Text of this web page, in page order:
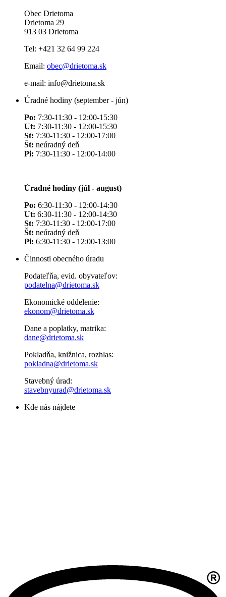
Obec Drietoma
Drietoma 29
913 03 Drietoma
Tel: +421 32 64 99 224
Email: obec@drietoma.sk
e-mail: info@drietoma.sk
Úradné hodiny (september - jún)
Po: 7:30-11:30 - 12:00-15:30
Ut: 7:30-11:30 - 12:00-15:30
St: 7:30-11:30 - 12:00-17:00
Št: neúradný deň
Pi: 7:30-11:30 - 12:00-14:00
Úradné hodiny (júl - august)
Po: 6:30-11:30 - 12:00-14:30
Ut: 6:30-11:30 - 12:00-14:30
St: 7:30-11:30 - 12:00-17:00
Št: neúradný deň
Pi: 6:30-11:30 - 12:00-13:00
Činnosti obecného úradu
Podateľňa, evid. obyvateľov:
podatelna@drietoma.sk
Ekonomické oddelenie:
ekonom@drietoma.sk
Dane a poplatky, matrika:
dane@drietoma.sk
Pokladňa, knižnica, rozhlas:
pokladna@drietoma.sk
Stavebný úrad:
stavebnyurad@drietoma.sk
Kde nás nájdete